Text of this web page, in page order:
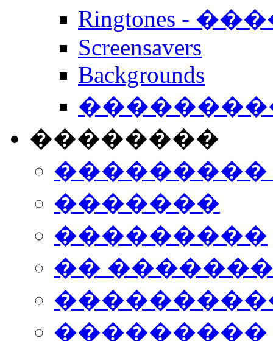
Ringtones -
Screensavers
Backgrounds
��������
���������
�������
���������
��
���������